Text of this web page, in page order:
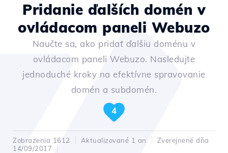
Pridanie ďalších domén v
ovládacom paneli Webuzo
Naučte sa, ako pridať ďalšiu doménu v
ovládacom paneli Webuzo. Nasledujte
jednoduché kroky na efektívne spravovanie
domén a subdomén.
4
Zobrazenia 1612 Aktualizované 1 an
Zverejnené dňa
14/09/2017